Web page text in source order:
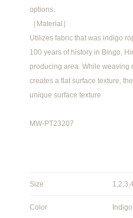
options.
［Material］
Utilizes fabric that was indigo
100 years of history in Bingo,
producing area. While weaving
creates a flat surface texture,
unique surface texture
MW-PT23207
Size
Color Indigo